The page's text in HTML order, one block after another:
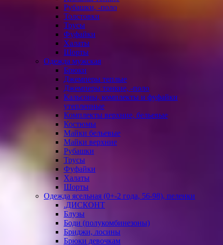
Рубашки, -поло
Толстовки
Трусы
Фуфайки
Халаты
Шорты
Одежда мужская
Брюки
Джемперы теплые
Джемперы тонкие, -поло
Кальсоны, комплекты и фуфайки
утепленные
Комплекты верхние, бельевые
Костюмы
Майки бельевые
Майки верхние
Рубашки
Трусы
Фуфайки
Халаты
Шорты
Одежда ясельная (0+-2 года, 56-98), пеленки
.ДИСКОНТ
Блузы
Боди (полукомбинезоны)
Бриджи, лосины
Брюки девочкам